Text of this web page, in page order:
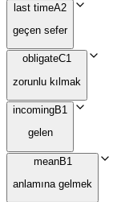
last timeA2
geçen sefer
obligateC1
zorunlu kılmak
incomingB1
gelen
meanB1
anlamına gelmek